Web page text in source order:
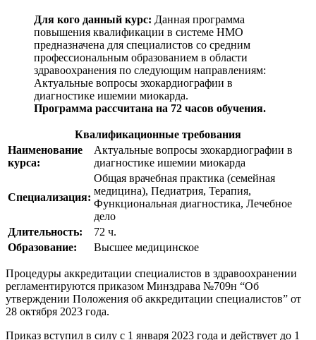
Для кого данный курс: Данная программа
повышения квалификации в системе НМО
предназначена для специалистов со средним
профессиональным образованием в области
здравоохранения по следующим направлениям:
Актуальные вопросы эхокардиографии в
диагностике ишемии миокарда.
Программа рассчитана на 72 часов обучения.
Квалификационные требования
Наименование
курса:
Актуальные вопросы эхокардиографии в
диагностике ишемии миокарда
Специализация:
Общая врачебная практика (семейная
медицина), Педиатрия, Терапия,
Функциональная диагностика, Лечебное
дело
Длительность:
72 ч.
Образование:
Высшее медицинское
Процедуры аккредитации специалистов в здравоохранении
регламентируются приказом Минздрава №709н “Об
утверждении Положения об аккредитации специалистов” от
28 октября 2023 года.
Приказ вступил в силу с 1 января 2023 года и действует до 1